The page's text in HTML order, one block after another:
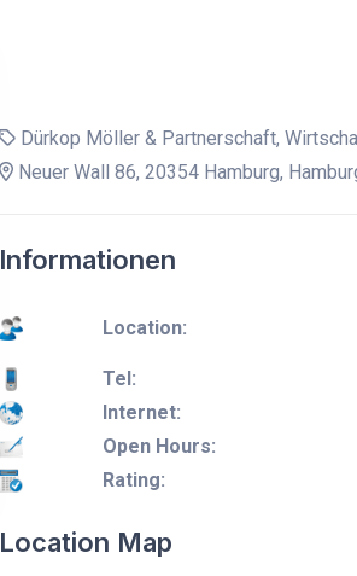
Dürkop Möller & Partnerschaft,
Neuer Wall 86, 20354 Hamburg,
Informationen
Location:
Tel:
Internet:
Open Hours:
Rating:
Location Map